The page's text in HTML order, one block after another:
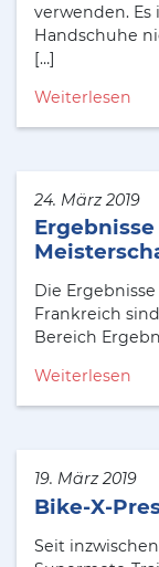
verwenden. Es
Handschuhe
[…]
Weiterlesen
24. März 2019
Die
Frankreich
Bereich
Weiterlesen
19. März 2019
Bike-X-
Seit